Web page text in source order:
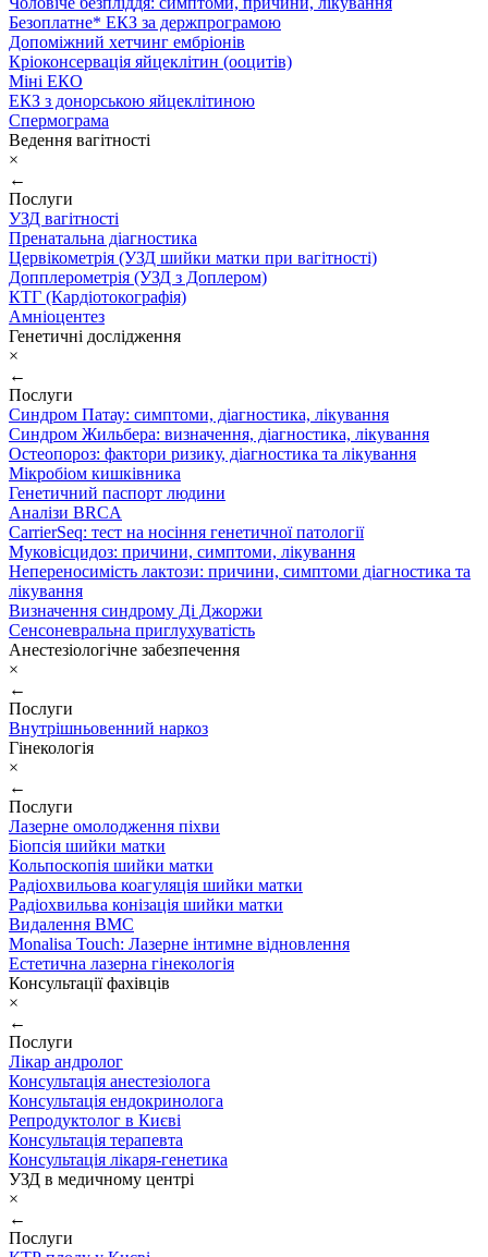
Безоплатне* ЕКЗ за держпрограмою
Допоміжний хетчинг ембріонів
Кріоконсервація яйцеклітин (ооцитів)
Міні ЕКО
ЕКЗ з донорською яйцеклітиною
Спермограма
Ведення вагітності
×
←
Послуги
УЗД вагітності
Пренатальна діагностика
Цервікометрія (УЗД шийки матки при вагітності)
Допплерометрія (УЗД з Доплером)
КТГ (Кардіотокографія)
Амніоцентез
Генетичні дослідження
×
←
Послуги
Синдром Патау: симптоми, дiагностика, лiкування
Синдром Жильбера: визначення, діагностика, лікування
Остеопороз: фактори ризику, діагностика та лікування
Мікробіом кишківника
Генетичний паспорт людини
Аналізи BRCA
CarrierSeq: тест на носіння генетичної патології
Муковісцидоз: причини, симптоми, лікування
Непереносимість лактози: причини, симптоми діагностика та
лікування
Визначення синдрому Ді Джоржи
Сенсоневральна приглухуватість
Анестезіологічне забезпечення
×
←
Послуги
Внутрішньовенний наркоз
Гінекологія
×
←
Послуги
Лазерне омолодження піхви
Біопсія шийки матки
Кольпоскопія шийки матки
Радіохвильова коагуляція шийки матки
Радіохвильва конізація шийки матки
Видалення ВМС
Monalisa Touch: Лазерне інтимне відновлення
Естетична лазерна гінекологія
Консультації фахівців
×
←
Послуги
Лікар андролог
Консультація анестезіолога
Консультація ендокринолога
Репродуктолог в Києві
Консультація терапевта
Консультація лікаря-генетика
УЗД в медичному центрі
×
←
Послуги